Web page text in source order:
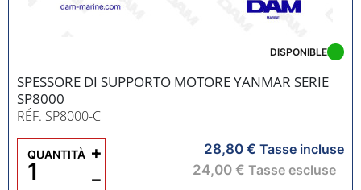
SPESSORE DI SUPPORTO MOTORE YANMAR SERIE
SP8000
RÉF. SP8000-C
DISPONIBLE
28,80 € Tasse incluse
24,00 € Tasse escluse
QUANTITÀ
−
+